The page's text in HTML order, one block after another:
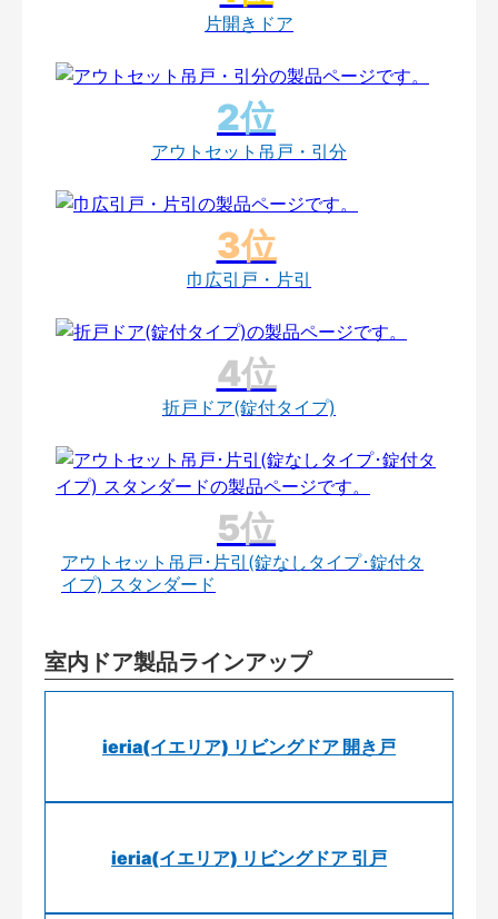
片開きドア
アウトセット吊戸・引分
巾広引戸・片引
折戸ドア(錠付タイプ)
アウトセット吊戸･片引(錠なしタイプ･錠付タ
イプ) スタンダード
室内ドア製品ラインアップ
ieria(イエリア) リビングドア 開き戸
ieria(イエリア) リビングドア 引戸